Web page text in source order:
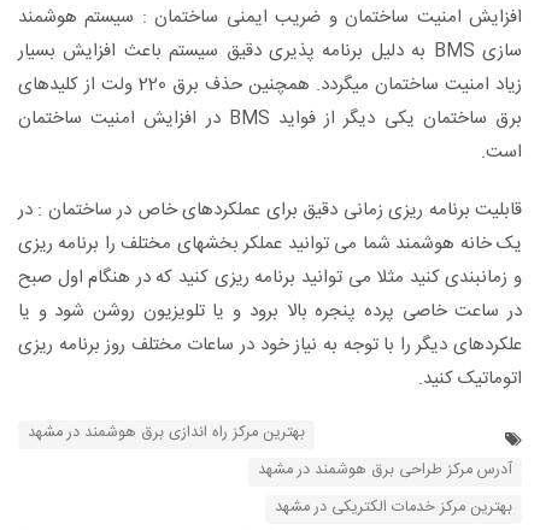
افزایش امنیت ساختمان و ضریب ایمنی ساختمان : سیستم هوشمند
سازی BMS به دلیل برنامه پذیری دقیق سیستم باعث افزایش بسیار
زیاد امنیت ساختمان میگردد. همچنین حذف برق 220 ولت از كلیدهای
برق ساختمان یکی دیگر از فواید BMS در افزایش امنیت ساختمان
است.
قابلیت برنامه ریزی زمانی دقیق برای عملکردهای خاص در ساختمان : در
یک خانه هوشمند شما می توانید عملکر بخشهای مختلف را برنامه ریزی
و زمانبندی کنید مثلا می توانید برنامه ریزی کنید که در هنگام اول صبح
در ساعت خاصی پرده پنجره بالا برود و یا تلویزیون روشن شود و یا
علکردهای دیگر را با توجه به نیاز خود در ساعات مختلف روز برنامه ریزی
اتوماتیک کنید.
بهترین مرکز راه اندازی برق هوشمند در مشهد
آدرس مرکز طراحی برق هوشمند در مشهد
بهترین مرکز خدمات الکتریکی در مشهد